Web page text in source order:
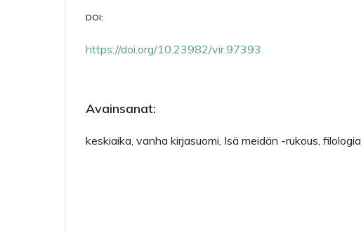
DOI:
https://doi.org/10.23982/vir.97393
Avainsanat:
keskiaika, vanha kirjasuomi, Isä meidän -rukous, filologia